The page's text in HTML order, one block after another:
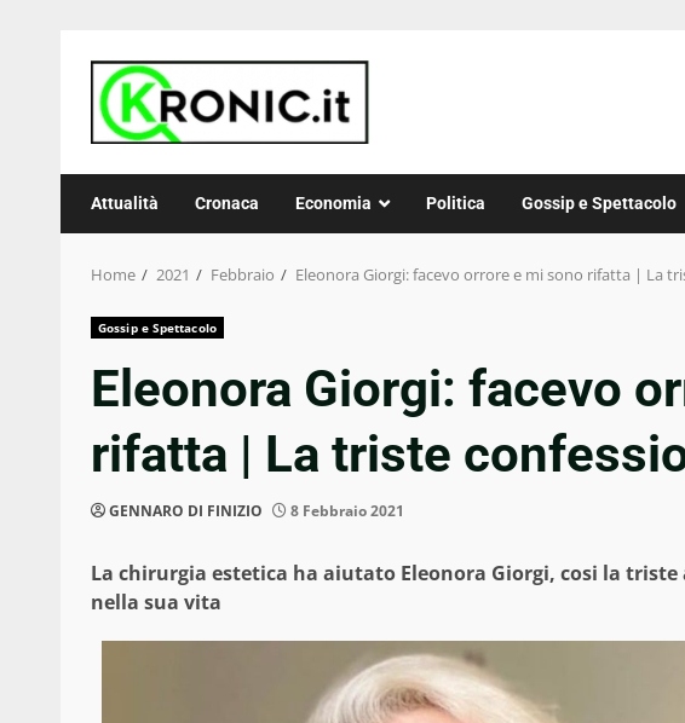
content
Attualità Cronaca Economia Politica Gossip e Spettacolo
Home 2021 Febbraio Eleonora Giorgi: facevo orrore e mi sono rifatta | La
Gossip e Spettacolo
Eleonora Giorgi: facevo
rifatta | La triste
GENNARO DI FINIZIO 8 Febbraio 2021
La chirurgia estetica ha aiutato Eleonora Giorgi, cosi la
nella sua vita